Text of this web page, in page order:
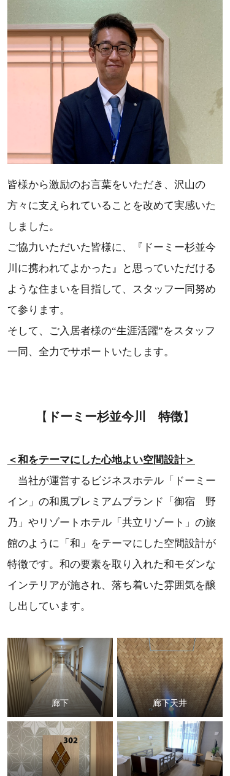
皆様から激励のお言葉をいただき、沢山の
方々に支えられていることを改めて実感いた
しました。
ご協力いただいた皆様に、『ドーミー杉並今
川に携われてよかった』と思っていただける
ような住まいを目指して、スタッフ一同努め
て参ります。
そして、ご入居者様の“生涯活躍”をスタッフ
一同、全力でサポートいたします。
【 ドーミー杉並今川 特徴】
＜和をテーマにした心地よい空間設計＞
当社が運営するビジネスホテル「ドーミー
イン」の和風プレミアムブランド「御宿 野
乃」やリゾートホテル「共立リゾート」の旅
館のように「和」をテーマにした空間設計が
特徴です。和の要素を取り入れた和モダンな
インテリアが施され、落ち着いた雰囲気を醸
し出しています。
廊下 廊下天井